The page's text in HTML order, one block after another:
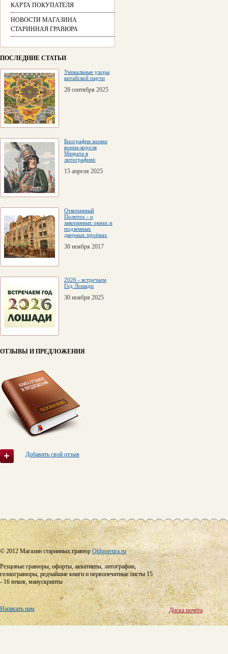
КАРТА ПОКУПАТЕЛЯ
НОВОСТИ МАГАЗИНА
СТАРИННАЯ ГРАВЮРА
ПОСЛЕДНИЕ СТАТЬИ
Уникальные узоры
китайской парчи
28 сентября 2025
Биография жизни
воина-короля
Мюрата в
литографиях
15 апреля 2025
Откопанный
Политех - о
закопанных окнах и
подземных
дверных проёмах
30 ноября 2017
2026 - встречаем
Год Лошади
30 ноября 2025
ОТЗЫВЫ И ПРЕДЛОЖЕНИЯ
Добавить свой отзыв
© 2012 Магазин старинных гравюрOldgravura.ru
Резцовые гравюры, офорты, акватинты, литографии,
гелиогравюры, редчайшие книги и первопечатные листы 15
- 16 веков, манускрипты
Написать нам Доска почёта